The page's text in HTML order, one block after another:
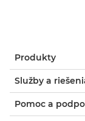
Produkty
Služby a
Pomoc a